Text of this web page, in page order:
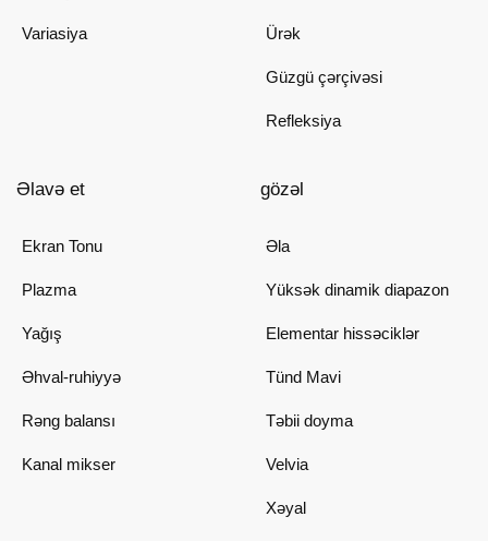
Variasiya Ürək
Güzgü çərçivəsi
Refleksiya
Əlavə et
Ekran Tonu
Plazma
Yağış
Əhval-ruhiyyə
Rəng balansı
Kanal mikser
gözəl
Əla
Yüksək dinamik diapazon
Elementar hissəciklər
Tünd Mavi
Təbii doyma
Velvia
Xəyal